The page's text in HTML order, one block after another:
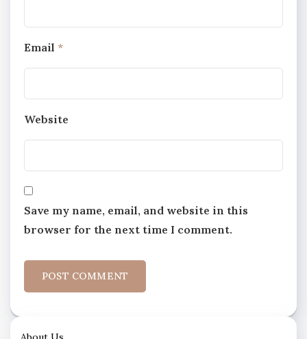
Email *
Website
Save my name, email, and website in this
browser for the next time I comment.